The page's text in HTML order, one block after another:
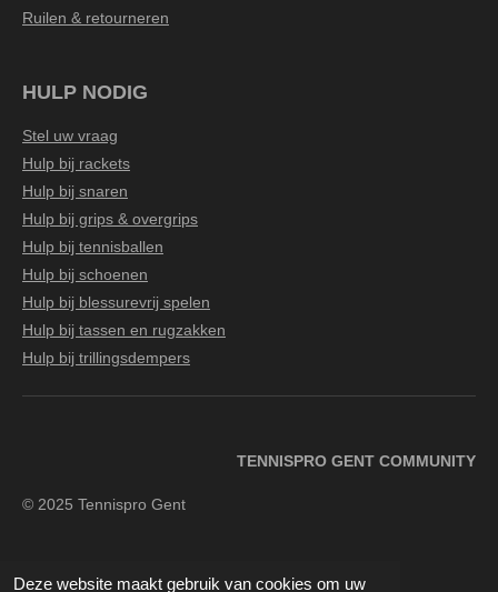
Deze website maakt gebruik van cookies om uw
Ruilen & retourneren
HULP NODIG
Stel uw vraag
Hulp bij rackets
Hulp bij snaren
Hulp bij grips & overgrips
Hulp bij tennisballen
Hulp bij schoenen
Hulp bij blessurevrij spelen
Hulp bij tassen en rugzakken
Hulp bij trillingsdempers
TENNISPRO GENT COMMUNITY
© 2025 Tennispro Gent